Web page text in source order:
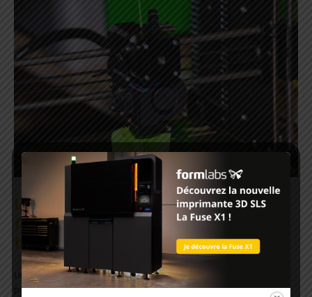
Les avantages et limites de la
fabrication additive par dépôt de fil
fondu
Une large gamme de matériaux thermoplastiques est disponible
pour le FDM, par exemple l’ABS, le PLA, le polycarbonate (PC), le